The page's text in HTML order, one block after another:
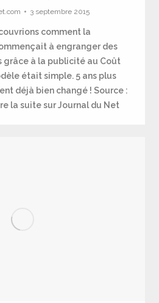
3 septembre 2015
comment la
à engranger des
grâce à la publicité au Coût
était simple. 5 ans plus
déjà bien changé ! Source :
la suite sur Journal du Net